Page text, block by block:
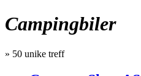
Campingbiler
» 50 unike treff